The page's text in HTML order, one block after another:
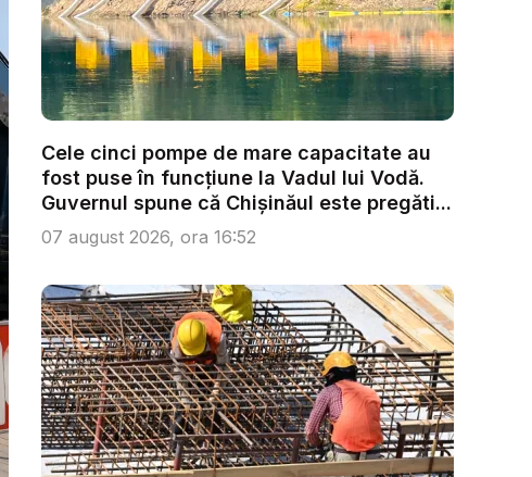
Cele cinci pompe de mare capacitate au
fost puse în funcțiune la Vadul lui Vodă.
Guvernul spune că Chișinăul este pregăti...
07 august 2026, ora 16:52